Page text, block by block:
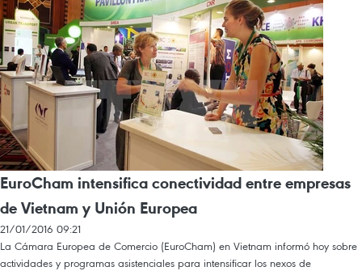
EuroCham intensifica conectividad entre empresas
de Vietnam y Unión Europea
21/01/2016 09:21
La Cámara Europea de Comercio (EuroCham) en Vietnam informó hoy sobre
actividades y programas asistenciales para intensificar los nexos de